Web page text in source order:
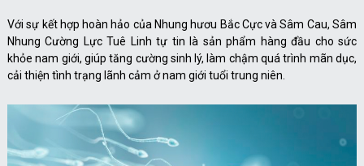
Với sự kết hợp hoàn hảo của Nhung hươu Bắc Cực và Sâm Cau, Sâm
Nhung Cường Lực Tuê Linh tự tin là sản phẩm hàng đầu cho sức
khỏe nam giới, giúp tăng cường sinh lý, làm chậm quá trình mãn dục,
cải thiện tình trạng lãnh cảm ở nam giới tuổi trung niên.